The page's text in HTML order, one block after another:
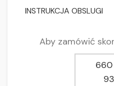
INSTRUKCJA OBSLUGI
Aby zamówić
660